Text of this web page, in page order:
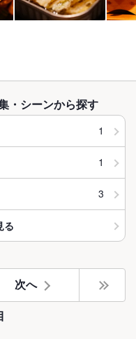
・シーンから探す
1
1
3
る
次へ